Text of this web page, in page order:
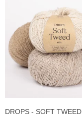
DROPS - SOFT TWEED